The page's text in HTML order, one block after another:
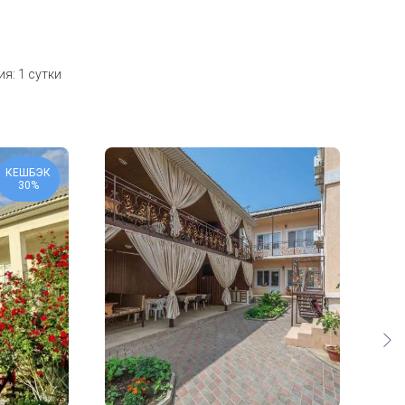
1 сутки
КЕШБЭК
30%